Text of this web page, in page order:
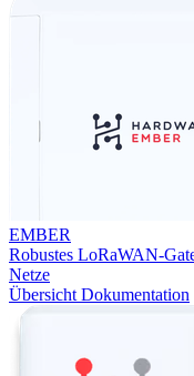
EMBER
Robustes LoRaWAN-
Netze
Übersicht Dokumentation